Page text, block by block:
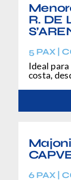
R. DE
5 PAX |
Ideal
costa,
6 PAX |